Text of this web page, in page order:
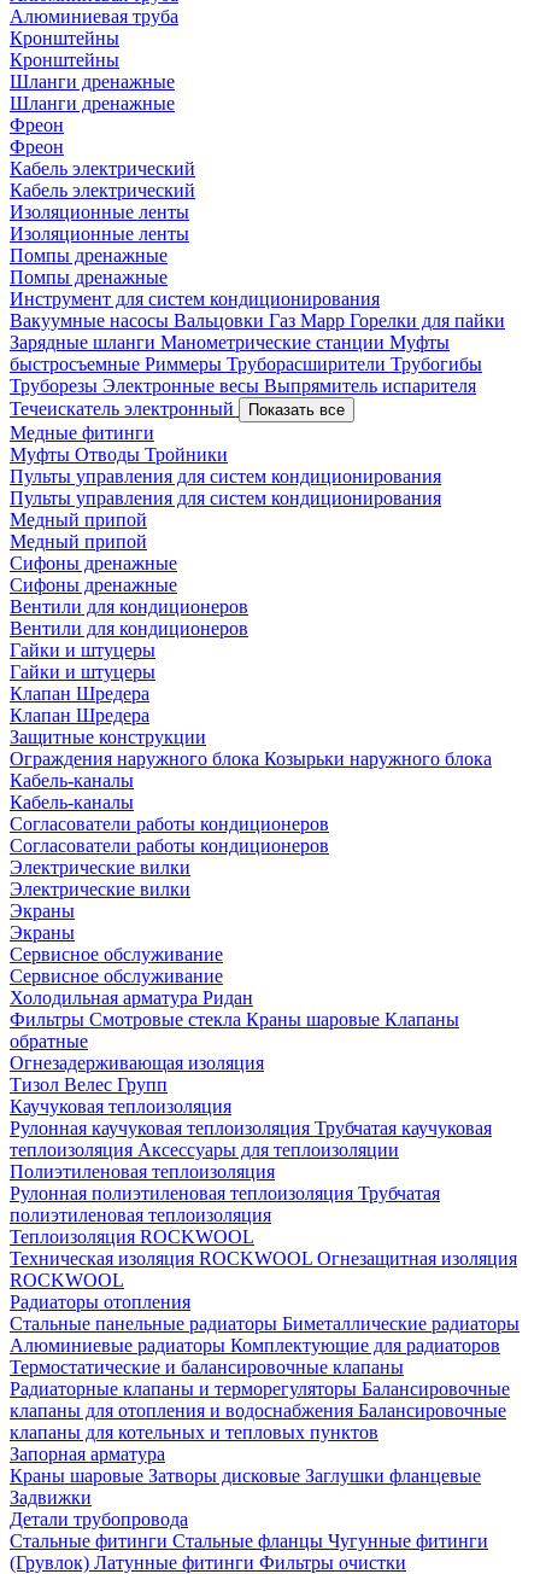
Алюминиевая труба
Кронштейны
Кронштейны
Шланги дренажные
Шланги дренажные
Фреон
Фреон
Кабель электрический
Кабель электрический
Изоляционные ленты
Изоляционные ленты
Помпы дренажные
Помпы дренажные
Инструмент для систем кондиционирования
Вакуумные насосы Вальцовки Газ Mapp Горелки для пайки
Зарядные шланги Манометрические станции Муфты
быстросъемные Риммеры Труборасширители Трубогибы
Труборезы Электронные весы Выпрямитель испарителя
Течеискатель электронный
Показать все
Медные фитинги
Муфты Отводы Тройники
Пульты управления для систем кондиционирования
Пульты управления для систем кондиционирования
Медный припой
Медный припой
Сифоны дренажные
Сифоны дренажные
Вентили для кондиционеров
Вентили для кондиционеров
Гайки и штуцеры
Гайки и штуцеры
Клапан Шредера
Клапан Шредера
Защитные конструкции
Ограждения наружного блока Козырьки наружного блока
Кабель-каналы
Кабель-каналы
Согласователи работы кондиционеров
Согласователи работы кондиционеров
Электрические вилки
Электрические вилки
Экраны
Экраны
Сервисное обслуживание
Сервисное обслуживание
Холодильная арматура Ридан
Фильтры Смотровые стекла Краны шаровые Клапаны
обратные
Огнезадерживающая изоляция
Тизол Велес Групп
Каучуковая теплоизоляция
Рулонная каучуковая теплоизоляция Трубчатая каучуковая
теплоизоляция Аксессуары для теплоизоляции
Полиэтиленовая теплоизоляция
Рулонная полиэтиленовая теплоизоляция Трубчатая
полиэтиленовая теплоизоляция
Теплоизоляция ROCKWOOL
Техническая изоляция ROCKWOOL Огнезащитная изоляция
ROCKWOOL
Радиаторы отопления
Стальные панельные радиаторы Биметаллические радиаторы
Алюминиевые радиаторы Комплектующие для радиаторов
Термостатические и балансировочные клапаны
Радиаторные клапаны и терморегуляторы Балансировочные
клапаны для отопления и водоснабжения Балансировочные
клапаны для котельных и тепловых пунктов
Запорная арматура
Краны шаровые Затворы дисковые Заглушки фланцевые
Задвижки
Детали трубопровода
Стальные фитинги Стальные фланцы Чугунные фитинги
(Грувлок) Латунные фитинги Фильтры очистки